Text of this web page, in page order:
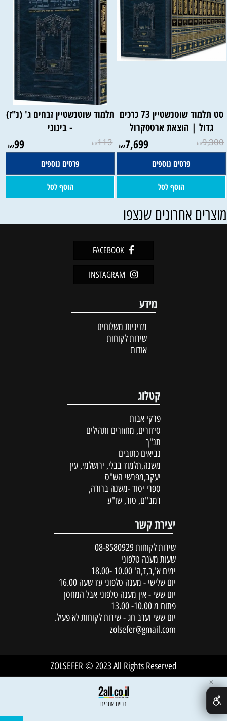
סט תלמוד שוטנשטיין 73 כרכים
גדול | הוצאת ארטסקרול
₪9,300
₪7,699
פרטים נוספים
הוסף לסל
תלמוד שוטנשטיין זבחים ג' (נ"ז)
- בינוני
₪113
₪99
פרטים נוספים
הוסף לסל
אחרונים שנצפו
FACEBOOK
INSTAGRAM
מידע
מדיניות משלוחים
שירות לקוחות
אודות
קטלוג
פרקי אבות
סידורים, מחזורים ותהילים
תנ"ך
נביאים כתובים
משנה,תלמוד בבלי, ירושלמי, עין
יעקב,מפרשי הש"ס
ספרי יסוד -משנה ברורה,
רמב"ם, טור, שו"ע
יצירת קשר
שירות לקוחות 08-8580929
שעות מענה טלפוני
ימים א',ב,ד,ה' 10.00 -18.00
יום שלישי - מענה טלפוני עד שעה 16.00
יום ששי - אין מענה טלפוני אבל המחסן
פתוח מ 10.00- 13.00
יום ששי וערב חג - שירות לקוחות לא פעיל.
zolsefer@gmail.com
ZOLSEFER © 2023 All Rights Reserved
בניית אתרים
✕